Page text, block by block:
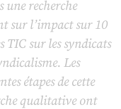
une recherche
sur l’impact sur 10
TIC sur les syndicats
Les
étapes de cette
qualitative ont